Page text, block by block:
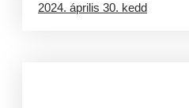
2024. április 30. kedd